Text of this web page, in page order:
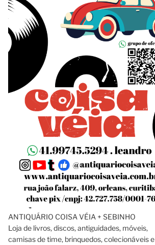
ANTIQUÁRIO COISA VÉIA + SEBINHO
Loja de livros, discos, antiguidades, móveis,
camisas de time, brinquedos, colecionáveis e